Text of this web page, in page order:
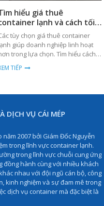
hiểu giá thuê
lạnh và cách tối
chi phí
tùy chọn giá thuê container
giúp doanh nghiệp linh hoạt
trong lựa chọn. Tìm hiểu cách
tối ưu chi phí ngay hôm nay.
TIẾP
DỊCH VỤ CÁI MÉP
2007 bởi Giám Đốc Nguyễn
trong lĩnh vực container lạnh.
trong lĩnh vực chuỗi cung ứng
đồng hành cùng với nhiều khách
nhau với đội ngũ cán bộ, công
kinh nghiệm và sự đam mê trong
dịch vụ container mà đặc biệt là